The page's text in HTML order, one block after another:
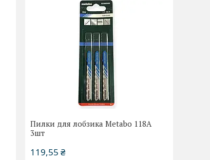
Пилки для лобзика Metabo 118А
3шт
119,55 ₴